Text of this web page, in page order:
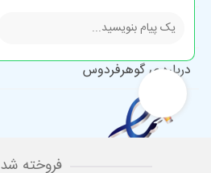
فروخته شد
دسته‌بندی‌های پرطرفدار
درباره ی گوهرفردوس